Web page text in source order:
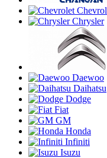
Chrysler
Daewoo
Daihatsu
Dodge
Fiat
GM
Honda
Infiniti
Isuzu